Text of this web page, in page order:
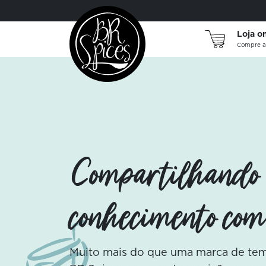
Loja
Compre
Cozinhar é viajar! Embarque
nos sabores de grandes
Os indispensáveis da cozinha:
puros e das nossas seleções
do mundo.
Conheça
Compartilhando
conhecimento
Muito mais do que uma marca de